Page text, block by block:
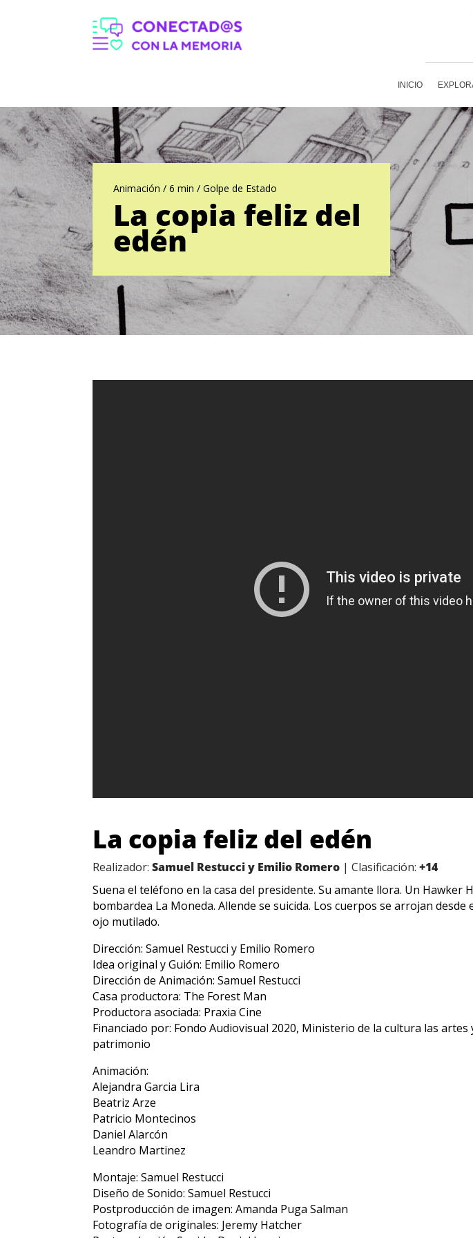
INICIO
Animación / 6 min / Golpe de Estado
La copia feliz del
edén
La copia feliz del edén
Realizador:Samuel Restucci y Emilio Romero | Clasificación:+14
Suena el teléfono en la casa del presidente. Su amante llora. Un Hawker
bombardea La Moneda. Allende se suicida. Los cuerpos se arrojan desde
ojo mutilado.
Dirección: Samuel Restucci y Emilio Romero
Idea original y Guión: Emilio Romero
Dirección de Animación: Samuel Restucci
Casa productora: The Forest Man
Productora asociada: Praxia Cine
Financiado por: Fondo Audiovisual 2020, Ministerio de la cultura las artes
patrimonio
Animación:
Alejandra Garcia Lira
Beatriz Arze
Patricio Montecinos
Daniel Alarcón
Leandro Martinez
Montaje: Samuel Restucci
Diseño de Sonido: Samuel Restucci
Postproducción de imagen: Amanda Puga Salman
Fotografía de originales: Jeremy Hatcher